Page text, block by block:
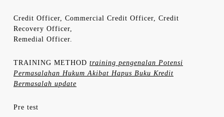
Credit Officer, Commercial Credit Officer, Credit
Recovery Officer,
Remedial Officer.
TRAINING METHOD training pengenalan Potensi
Permasalahan Hukum Akibat Hapus Buku Kredit
Bermasalah update
Pre test